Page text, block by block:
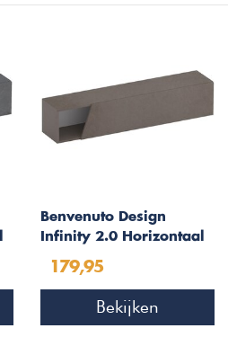
Benvenuto Design
Infinity 2.0 Horizontaal
Afgeschuind
179,95
Bekijken